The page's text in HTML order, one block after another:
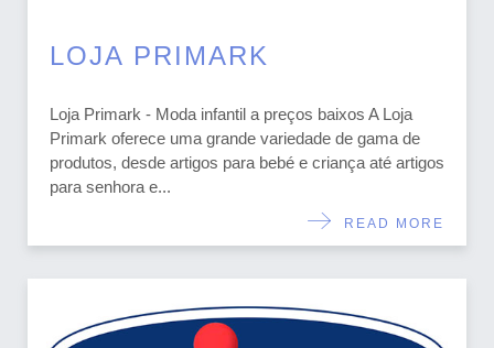
LOJA PRIMARK
Loja Primark - Moda infantil a preços baixos A Loja
Primark oferece uma grande variedade de gama de
produtos, desde artigos para bebé e criança até artigos
para senhora e...
READ MORE